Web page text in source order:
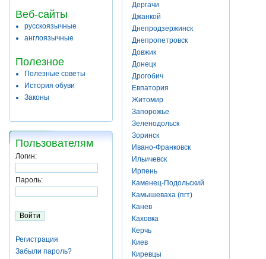
Веб-сайты
русскоязычные
англоязычные
Полезное
Полезные советы
История обуви
Законы
Пользователям
Логин:
Пароль:
Регистрация
Забыли пароль?
Дергачи
Джанкой
Днепродзержинск
Днепропетровск
Довжик
Донецк
Дрогобич
Евпатория
Житомир
Запорожье
Зеленодольск
Зоринск
Ивано-Франковск
Ильичевск
Ирпень
Каменец-Подольский
Камышеваха (пгт)
Канев
Каховка
Керчь
Киев
Киревцы